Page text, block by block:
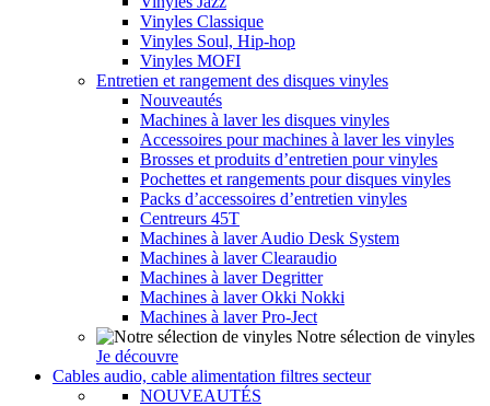
Vinyles Classique
Vinyles Soul, Hip-hop
Vinyles MOFI
Entretien et rangement des disques vinyles
Nouveautés
Machines à laver les disques vinyles
Accessoires pour machines à laver les vinyles
Brosses et produits d’entretien pour vinyles
Pochettes et rangements pour disques vinyles
Packs d’accessoires d’entretien vinyles
Centreurs 45T
Machines à laver Audio Desk System
Machines à laver Clearaudio
Machines à laver Degritter
Machines à laver Okki Nokki
Machines à laver Pro-Ject
Notre sélection de vinyles
Je découvre
Cables audio, cable alimentation filtres secteur
NOUVEAUTÉS